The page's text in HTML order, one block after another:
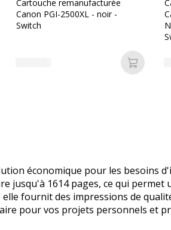
au panier
Cartouche remanufacturée
Canon PGI-2500XL - noir -
Switch
Ajouter
économique pour les besoins
jusqu'à 1614 pages, ce qui
fournit des impressions de
pour vos projets personnels et